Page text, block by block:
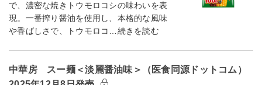
で、濃密な焼きトウモロコシの味わいを表
現。一番搾り醤油を使用し、本格的な風味
や香ばしさで、トウモロコ…続きを読む
中華房 スー麺＜淡麗醤油味＞（医食同源ドットコム）